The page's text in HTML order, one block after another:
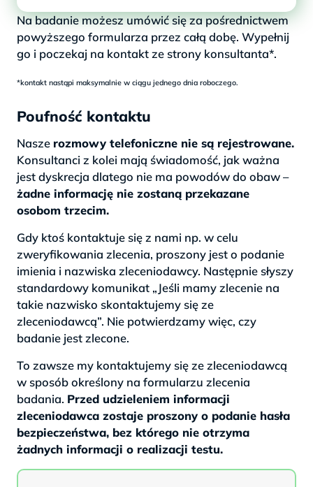
Na badanie możesz umówić się za pośrednictwem
powyższego formularza przez całą dobę. Wypełnij
go i poczekaj na kontakt ze strony konsultanta*.
*kontakt nastąpi maksymalnie w ciągu jednego dnia roboczego.
Poufność kontaktu
Nasze rozmowy telefoniczne nie są rejestrowane.
Konsultanci z kolei mają świadomość, jak ważna
jest dyskrecja dlatego nie ma powodów do obaw –
żadne informację nie zostaną przekazane
osobom trzecim.
Gdy ktoś kontaktuje się z nami np. w celu
zweryfikowania zlecenia, proszony jest o podanie
imienia i nazwiska zleceniodawcy. Następnie słyszy
standardowy komunikat „Jeśli mamy zlecenie na
takie nazwisko skontaktujemy się ze
zleceniodawcą”. Nie potwierdzamy więc, czy
badanie jest zlecone.
To zawsze my kontaktujemy się ze zleceniodawcą
w sposób określony na formularzu zlecenia
badania. Przed udzieleniem informacji
zleceniodawca zostaje proszony o podanie hasła
bezpieczeństwa, bez którego nie otrzyma
żadnych informacji o realizacji testu.